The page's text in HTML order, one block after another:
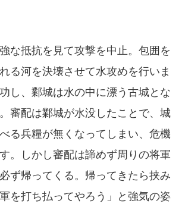
な抵抗を見て攻撃を中止。包囲を
る河を決壊させて水攻めを行いま
し、鄴城は水の中に漂う古城とな
審配は鄴城が水没したことで、城
る兵糧が無くなってしまい、危機
。しかし審配は諦めず周りの将軍
ず帰ってくる。帰ってきたら挟み
を打ち払ってやろう」と強気の姿